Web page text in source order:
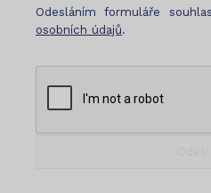
Odesláním formuláře
osobních údajů.